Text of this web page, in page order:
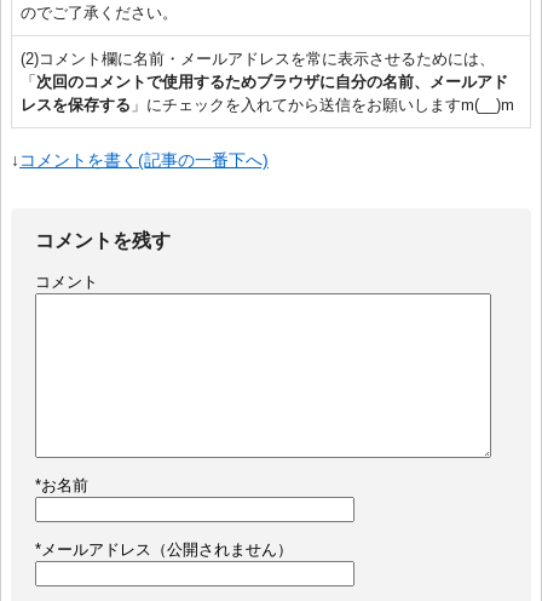
のでご了承ください。
(2)コメント欄に名前・メールアドレスを常に表示させるためには、
「次回のコメントで使用するためブラウザに自分の名前、メールアド
レスを保存する 」にチェックを入れてから送信をお願いしますm(__)m
↓ コメントを書く(記事の一番下へ)
コメントを残す
コメント
*お名前
* メールアドレス（公開されません）